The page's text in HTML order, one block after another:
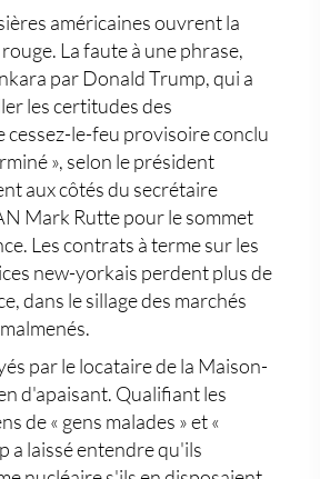
américaines ouvrent la
La faute à une phrase,
parDonald Trump, qui a
les certitudes des
cessez-le-feu provisoire conclu
», selon le président
aux côtés du secrétaire
Mark Rutte pour le sommet
Les contrats à terme sur les
new-yorkais perdent plus de
dans le sillage des marchés
par le locataire de la Maison-
d'apaisant. Qualifiant les
de « gens malades » et «
a laissé entendre qu'ils